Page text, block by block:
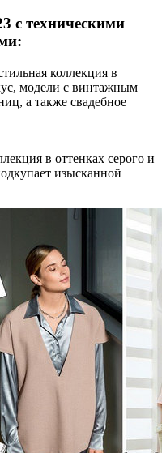
с техническими
коллекция в
модели с винтажным
а также свадебное
в оттенках серого и
изысканной